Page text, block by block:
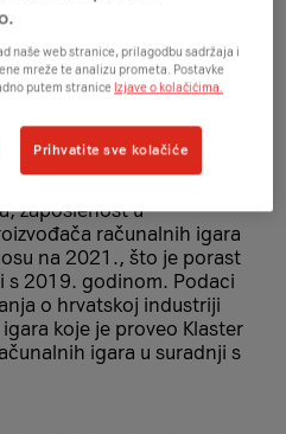
je više od 60 milijuna
dobiti nego 2021.
zaposlenost u
računalnih igara
na 2021., što je porast
s 2019. godinom. Podaci
o hrvatskoj industriji
koje je proveo Klaster
igara u suradnji s
naše web stranice, prilagodbu sadržaja i
mreže te analizu prometa. Postavke
putem stranice Izjave o kolačićima.
Prihvatite sve kolačiće